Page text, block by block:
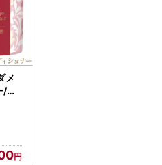
メ
/ト
3
可